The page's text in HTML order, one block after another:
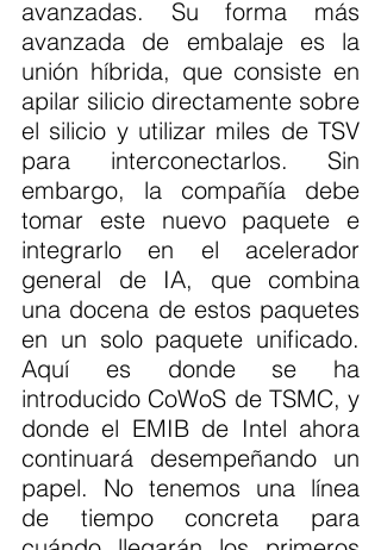
avanzadas. Su forma más
avanzada de embalaje es la
unión híbrida, que consiste en
apilar silicio directamente sobre
el silicio y utilizar miles de TSV
para interconectarlos. Sin
embargo, la compañía debe
tomar este nuevo paquete e
integrarlo en el acelerador
general de IA, que combina
una docena de estos paquetes
en un solo paquete unificado.
Aquí es donde se ha
introducido CoWoS de TSMC, y
donde el EMIB de Intel ahora
continuará desempeñando un
papel. No tenemos una línea
de tiempo concreta para